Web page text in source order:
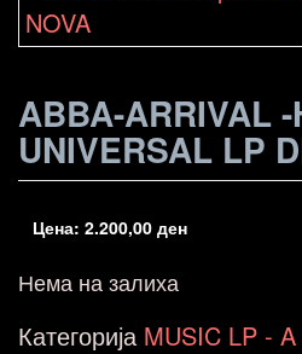
ABBA-ARRIVAL -
UNIVERSAL LP
Цена: 2.200,00 ден
Нема на залиха
Категорија MUSIC LP - A